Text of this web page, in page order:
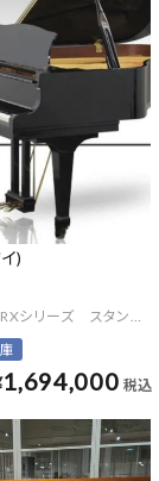
)
RXシリーズ スタンダ
1,694,000 税込